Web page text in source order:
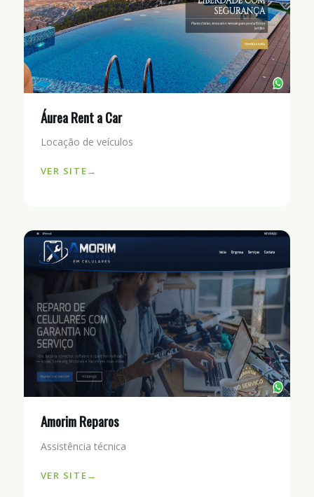
Áurea Rent a Car
Locação de veículos
VER SITE
Amorim Reparos
Assistência técnica
VER SITE